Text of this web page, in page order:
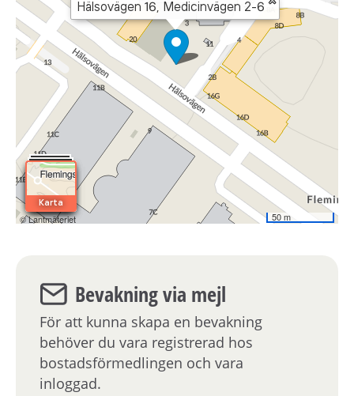
Bevakning via mejl
För att kunna skapa en bevakning
behöver du vara registrerad hos
bostadsförmedlingen och vara
inloggad.